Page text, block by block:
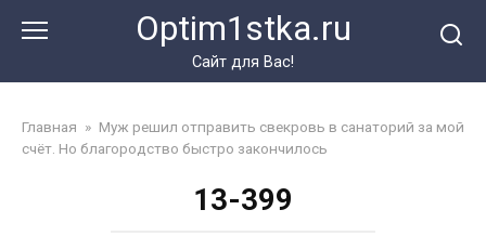
Optim1stka.ru
Сайт для Вас!
Главная » Муж решил отправить свекровь в санаторий за мой
счёт. Но благородство быстро закончилось
13-399